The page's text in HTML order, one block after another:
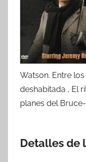
Watson. Entre
deshabitada , El
planes del
Detalles de